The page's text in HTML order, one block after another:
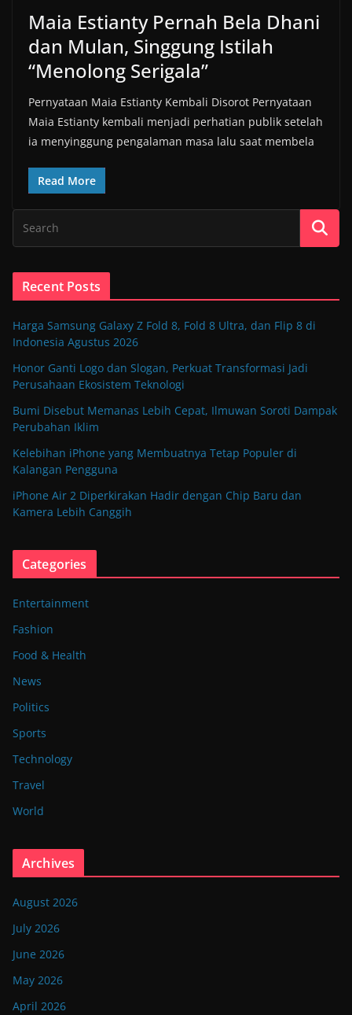
Maia Estianty Pernah Bela Dhani
dan Mulan, Singgung Istilah
“Menolong Serigala”
Pernyataan Maia Estianty Kembali Disorot Pernyataan
Maia Estianty kembali menjadi perhatian publik setelah
ia menyinggung pengalaman masa lalu saat membela
Read More
Recent Posts
Harga Samsung Galaxy Z Fold 8, Fold 8 Ultra, dan Flip 8 di
Indonesia Agustus 2026
Honor Ganti Logo dan Slogan, Perkuat Transformasi Jadi
Perusahaan Ekosistem Teknologi
Bumi Disebut Memanas Lebih Cepat, Ilmuwan Soroti Dampak
Perubahan Iklim
Kelebihan iPhone yang Membuatnya Tetap Populer di
Kalangan Pengguna
iPhone Air 2 Diperkirakan Hadir dengan Chip Baru dan
Kamera Lebih Canggih
Categories
Entertainment
Fashion
Food & Health
News
Politics
Sports
Technology
Travel
World
Archives
August 2026
July 2026
June 2026
May 2026
April 2026